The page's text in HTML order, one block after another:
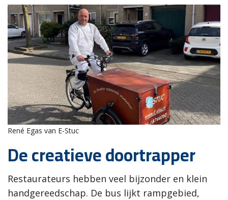
René Egas van E-Stuc
De creatieve doortrapper
Restaurateurs hebben veel bijzonder en klein
handgereedschap. De bus lijkt rampgebied,